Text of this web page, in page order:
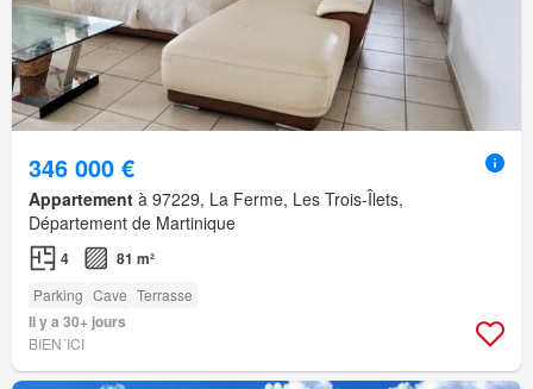
346 000 €
Appartement à 97229, La Ferme, Les Trois-Îlets,
Département de Martinique
4 81 m²
Parking Cave Terrasse
Il y a 30+ jours
BIEN´ICI